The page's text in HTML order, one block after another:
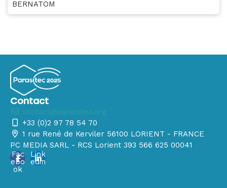
BERNATOM
Contact
+33 (0)2 97 78 54 70
1 rue René de Kerviler 56100 LORIENT - FRANCE
PC MEDIA SARL - RCS Lorient 393 566 625 00041
Fac
ebo
ok
Link
edin